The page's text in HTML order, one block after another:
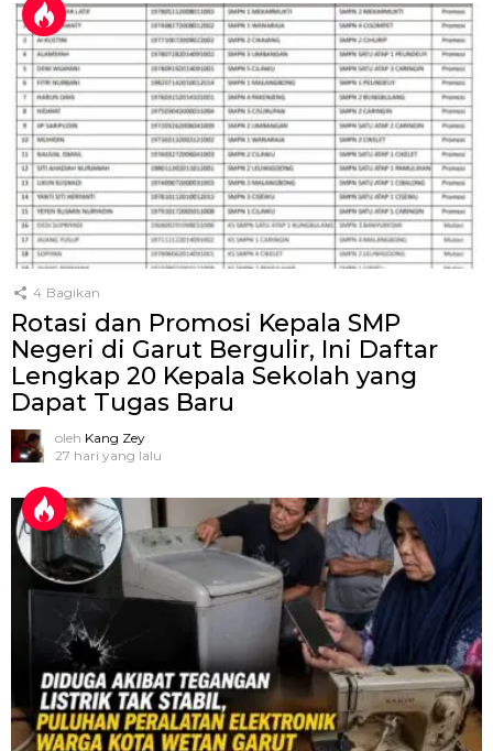
4 Bagikan
Rotasi dan Promosi Kepala SMP
Negeri di Garut Bergulir, Ini Daftar
Lengkap 20 Kepala Sekolah yang
Dapat Tugas Baru
oleh Kang Zey
27 hari yang lalu